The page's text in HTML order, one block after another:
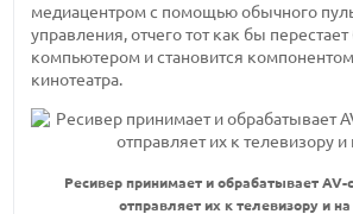
медиацентром с помощью обычного
управления, отчего тот как бы
компьютером и становится
кинотеатра.
Ресивер принимает и обрабатывает AV-
отправляет их к телевизору и